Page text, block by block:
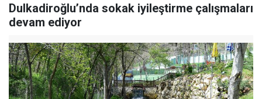
Dulkadiroğlu’nda sokak iyileştirme çalışmaları
devam ediyor